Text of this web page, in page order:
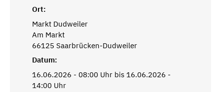
Ort:
Markt Dudweiler
Am Markt
66125 Saarbrücken-Dudweiler
Datum:
16.06.2026 - 08:00 Uhr bis 16.06.2026 -
14:00 Uhr